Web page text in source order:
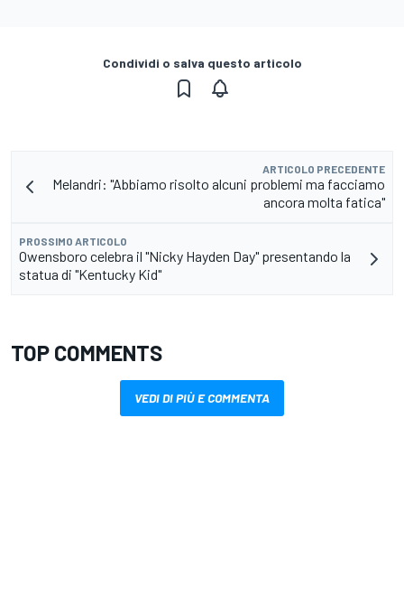
Condividi o salva questo articolo
ARTICOLO PRECEDENTE
Melandri: "Abbiamo risolto alcuni problemi ma facciamo
ancora molta fatica"
PROSSIMO ARTICOLO
Owensboro celebra il "Nicky Hayden Day" presentando la
statua di "Kentucky Kid"
TOP COMMENTS
VEDI DI PIÙ E COMMENTA